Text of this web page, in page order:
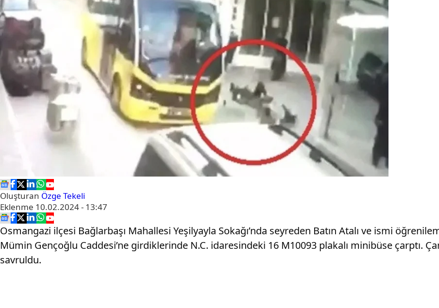
Oluşturan Özge Tekeli
Eklenme 10.02.2024 - 13:47
Osmangazi ilçesi Bağlarbaşı Mahallesi Yeşilyayla Sokağı’nda seyreden Batın Atalı ve ismi
Mümin Gençoğlu Caddesi’ne girdiklerinde N.C. idaresindeki 16 M10093 plakalı minibüse çarptı.
savruldu.